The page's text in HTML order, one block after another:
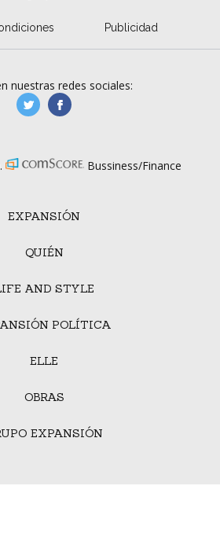
Publicidad
EXPANSIÓN
QUIÉN
AND STYLE
POLÍTICA
ELLE
OBRAS
EXPANSIÓN
nuestras redes sociales:
manufacturaGE
Bussiness/Finance